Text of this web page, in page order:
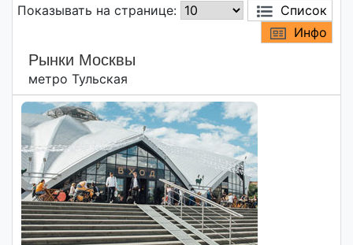
Показывать на странице:
Список
Инфо
Рынки Москвы
метро Тульская